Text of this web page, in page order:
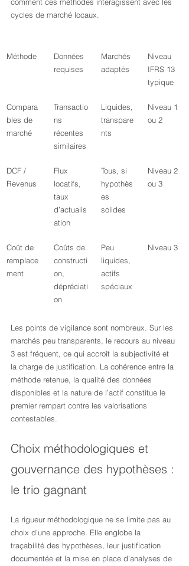
cycles de marché locaux.
Méthode
Données
requises
Marchés
adaptés
Niveau
IFRS 13
typique
Compara
bles de
marché
Transactio
ns
récentes
similaires
Liquides,
transpare
nts
Niveau 1
ou 2
DCF /
Revenus
Flux
locatifs,
taux
d’actualis
ation
Tous, si
hypothès
es
solides
Niveau 2
ou 3
Coût de
remplace
ment
Coûts de
constructi
on,
dépréciati
on
Peu
liquides,
actifs
spéciaux
Niveau 3
Les points de vigilance sont nombreux. Sur les
marchés peu transparents, le recours au niveau
3 est fréquent, ce qui accroît la subjectivité et
la charge de justification. La cohérence entre la
méthode retenue, la qualité des données
disponibles et la nature de l’actif constitue le
premier rempart contre les valorisations
contestables.
Choix méthodologiques et
gouvernance des hypothèses :
le trio gagnant
La rigueur méthodologique ne se limite pas au
choix d’une approche. Elle englobe la
traçabilité des hypothèses, leur justification
documentée et la mise en place d’analyses de